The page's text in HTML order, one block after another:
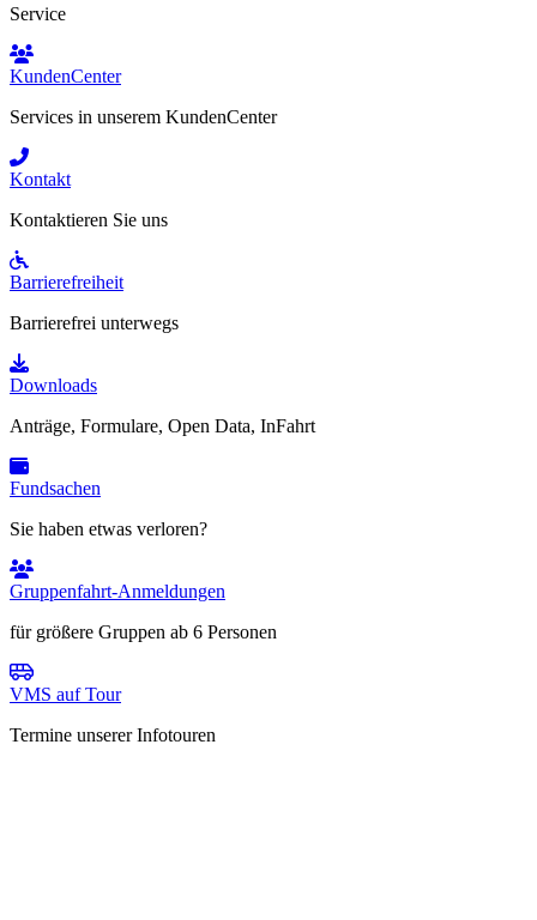
Service
KundenCenter
Services in unserem KundenCenter
Kontakt
Kontaktieren Sie uns
Barrierefreiheit
Barrierefrei unterwegs
Downloads
Anträge, Formulare, Open Data, InFahrt
Fundsachen
Sie haben etwas verloren?
Gruppenfahrt-Anmeldungen
für größere Gruppen ab 6 Personen
VMS auf Tour
Termine unserer Infotouren